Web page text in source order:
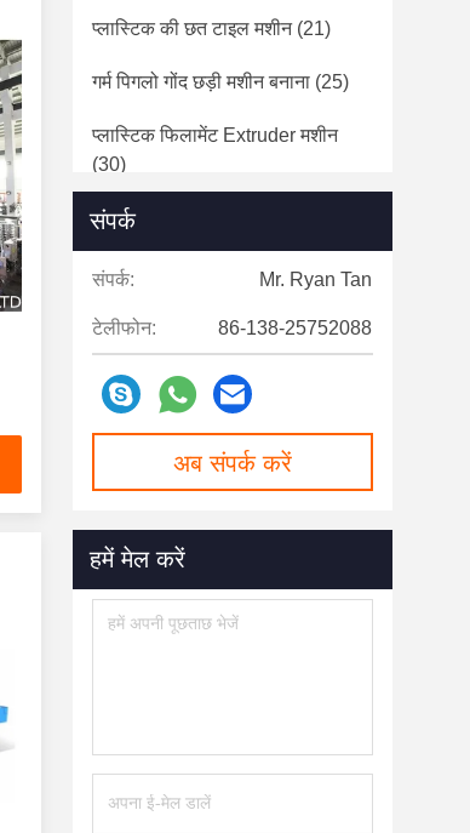
प्लास्टिक की छत टाइल मशीन(21)
गर्म पिगलो गोंद छड़ी मशीन बनाना (25)
प्लास्टिक फिलामेंट Extruder मशीन
(30)
प्लास्टिक पट्टा बनाने की मशीन
प्लास्टिक रीसाइक्लिंग गोली मशीन(26)
फोम शीट मशीन बनाना(15)
प्लास्टिक नेट मशीन बनाना
कैरियर टेप बनाने की मशीन(14)
प्लास्टिक रतन पीने भूसे बनाने की मशीन
संपर्क
संपर्क: Mr. Ryan Tan
टेलीफोन: 86-138-25752088
अब संपर्क करें
हमें मेल करें